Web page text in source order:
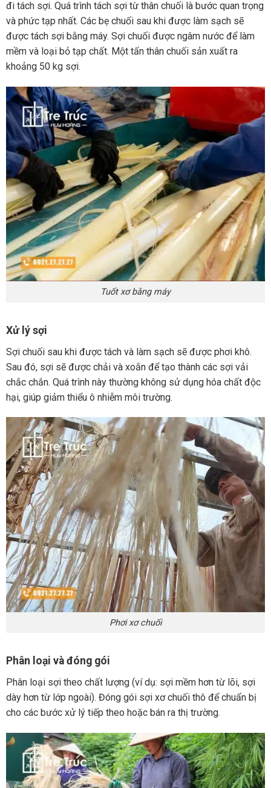
đi tách sợi. Quá trình tách sợi từ thân chuối là bước quan trọng
và phức tạp nhất. Các bẹ chuối sau khi được làm sạch sẽ
được tách sợi bằng máy. Sợi chuối được ngâm nước để làm
mềm và loại bỏ tạp chất. Một tấn thân chuối sản xuất ra
khoảng 50 kg sợi.
Tuốt xơ bằng máy
Xử lý sợi
Sợi chuối sau khi được tách và làm sạch sẽ được phơi khô.
Sau đó, sợi sẽ được chải và xoắn để tạo thành các sợi vải
chắc chắn. Quá trình này thường không sử dụng hóa chất độc
hại, giúp giảm thiểu ô nhiễm môi trường.
Phơi xơ chuối
Phân loại và đóng gói
Phân loại sợi theo chất lượng (ví dụ: sợi mềm hơn từ lõi, sợi
dày hơn từ lớp ngoài). Đóng gói sợi xơ chuối thô để chuẩn bị
cho các bước xử lý tiếp theo hoặc bán ra thị trường.